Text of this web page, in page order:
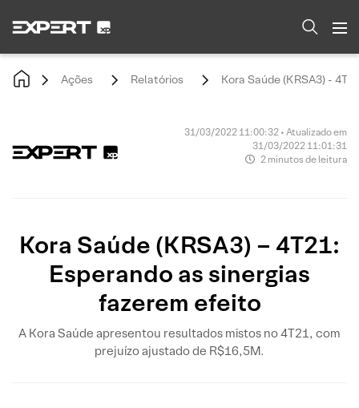
Ações Relatórios Kora Saúde (KRSA3) -
31/03/2022 11:00:32 • Atualizado em
31/03/2022 11:01:31
2 minutos de leitura
Kora Saúde (KRSA3) – 4T21:
Esperando as sinergias
fazerem efeito
A Kora Saúde apresentou resultados mistos no 4T21, com
prejuízo ajustado de R$16,5M.